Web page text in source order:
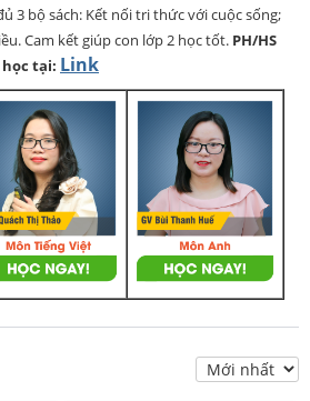
3 bộ sách: Kết nối tri thức với cuộc sống;
Cam kết giúp con lớp 2 học tốt. PH/HS
tại: Link